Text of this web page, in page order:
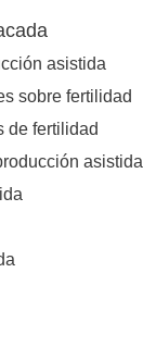
asistida
sobre fertilidad
de fertilidad
asistida